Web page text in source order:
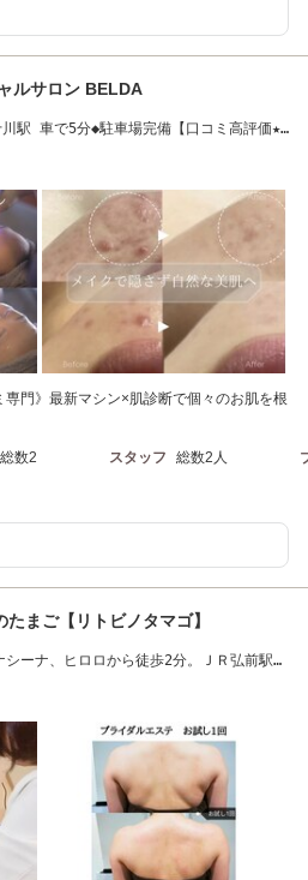
ルサロン BELDA
駅 車で5分◆駐車場完備【口コミ高評価★
門》最新マシン×肌診断で個々のお肌を根
総数2 スタッフ 総数2人
まご【リトビノタマゴ】
シーナ、ヒロロから徒歩2分。ＪＲ弘前駅か